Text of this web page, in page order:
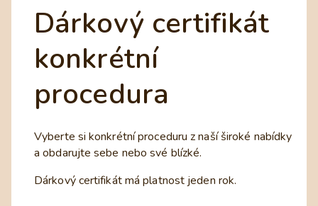
Dárkový certifikát
konkrétní
procedura
Vyberte si konkrétní proceduru z naší široké nabídky
a obdarujte sebe nebo své blízké.
Dárkový certifikát má platnost jeden rok.